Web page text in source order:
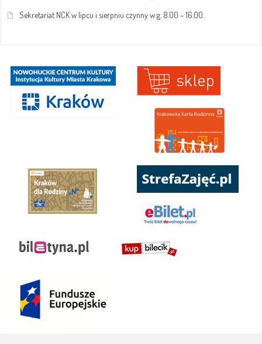
Sekretariat NCK w lipcu i sierpniu czynny w g. 8.00 – 16.00.